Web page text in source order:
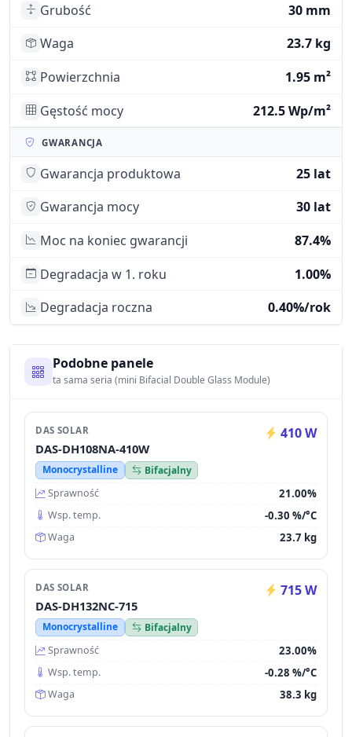
Grubość
30 mm
Waga
23.7 kg
Powierzchnia
1.95 m²
Gęstość mocy
212.5 Wp/m²
GWARANCJA
Gwarancja produktowa
25 lat
Gwarancja mocy
30 lat
Moc na koniec gwarancji
87.4%
Degradacja w 1. roku
1.00%
Degradacja roczna
0.40%/rok
Podobne panele
ta sama seria (mini Bifacial Double Glass Module)
DAS SOLAR 410 W
DAS-DH108NA-410W
Monocrystalline
Bifacjalny
Sprawność
21.00%
Wsp. temp. -0.30 %/°C
Waga 23.7 kg
DAS SOLAR 715 W
DAS-DH132NC-715
Monocrystalline
Bifacjalny
Sprawność
23.00%
Wsp. temp. -0.28 %/°C
Waga 38.3 kg